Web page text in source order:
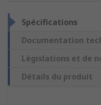
Spécifications
Documentation
Législations et de
Détails du produit